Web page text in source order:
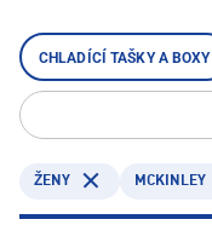
CHLADÍCÍ TAŠKY A BOXY
ŽENY MCKINLEY